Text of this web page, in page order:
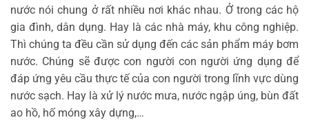
nước nói chung ở rất nhiều nơi khác nhau. Ở trong các hộ
gia đình, dân dụng. Hay là các nhà máy, khu công nghiệp.
Thì chúng ta đều cần sử dụng đến các sản phẩm máy bơm
nước. Chúng sẽ được con người con người ứng dụng để
đáp ứng yêu cầu thực tế của con người trong lĩnh vực dùng
nước sạch. Hay là xử lý nước mưa, nước ngập úng, bùn đất
ao hồ, hố móng xây dựng,…